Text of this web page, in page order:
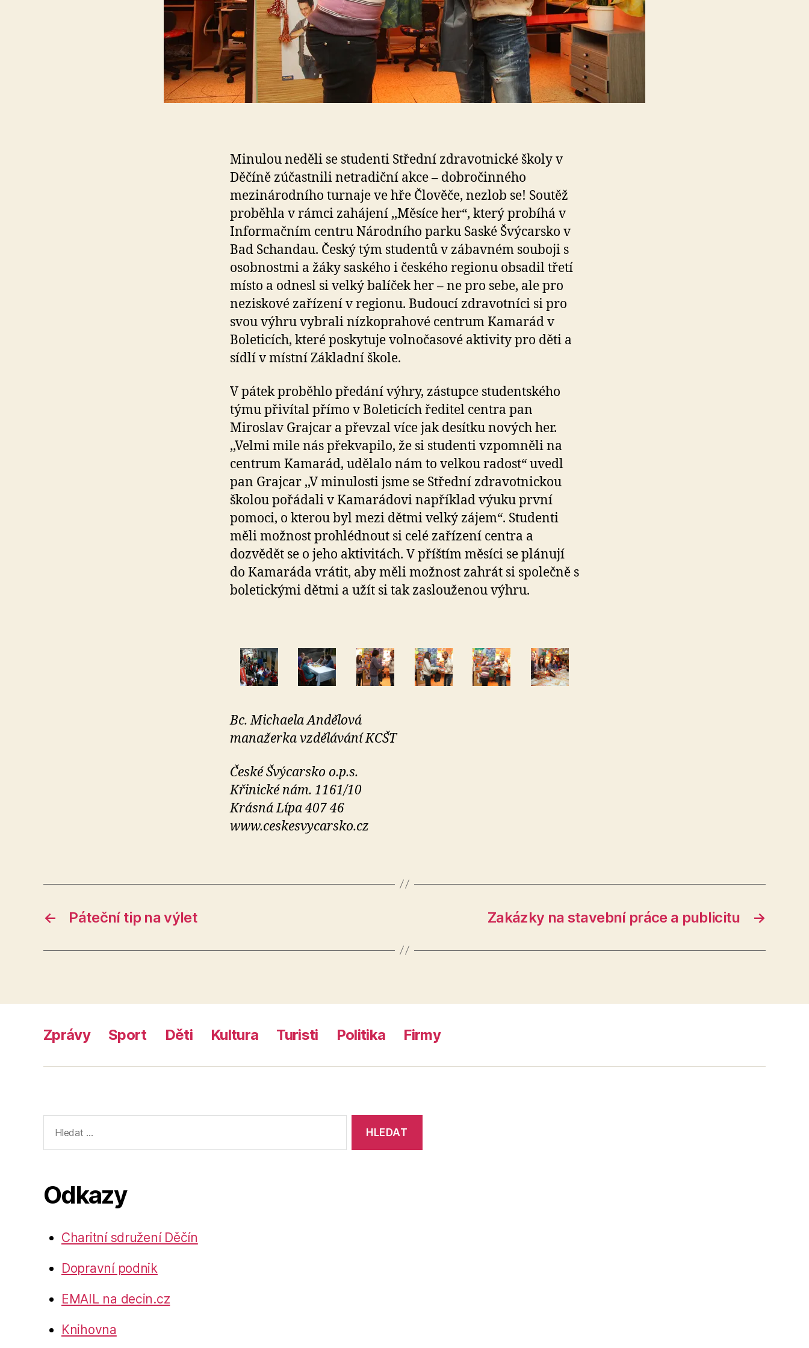
Minulou neděli se studenti Střední zdravotnické školy v
Děčíně zúčastnili netradiční akce – dobročinného
mezinárodního turnaje ve hře Člověče, nezlob se! Soutěž
proběhla v rámci zahájení ,,Měsíce her“, který probíhá v
Informačním centru Národního parku Saské Švýcarsko v
Bad Schandau. Český tým studentů v zábavném souboji s
osobnostmi a žáky saského i českého regionu obsadil třetí
místo a odnesl si velký balíček her – ne pro sebe, ale pro
neziskové zařízení v regionu. Budoucí zdravotníci si pro
svou výhru vybrali nízkoprahové centrum Kamarád v
Boleticích, které poskytuje volnočasové aktivity pro děti a
sídlí v místní Základní škole.
V pátek proběhlo předání výhry, zástupce studentského
týmu přivítal přímo v Boleticích ředitel centra pan
Miroslav Grajcar a převzal více jak desítku nových her.
,,Velmi mile nás překvapilo, že si studenti vzpomněli na
centrum Kamarád, udělalo nám to velkou radost“ uvedl
pan Grajcar ,,V minulosti jsme se Střední zdravotnickou
školou pořádali v Kamarádovi například výuku první
pomoci, o kterou byl mezi dětmi velký zájem“. Studenti
měli možnost prohlédnout si celé zařízení centra a
dozvědět se o jeho aktivitách. V příštím měsíci se plánují
do Kamaráda vrátit, aby měli možnost zahrát si společně s
boletickými dětmi a užít si tak zaslouženou výhru.
Bc. Michaela Andělová
manažerka vzdělávání KCŠT
České Švýcarsko o.p.s.
Křinické nám. 1161/10
Krásná Lípa 407 46
www.ceskesvycarsko.cz
← Páteční tip na výlet →
Zakázky na stavební práce a publicitu
Zprávy Sport Děti Kultura Turisti Politika Firmy
vyhledávání:
Odkazy
Charitní sdružení Děčín
Dopravní podnik
EMAIL na decin.cz
Knihovna